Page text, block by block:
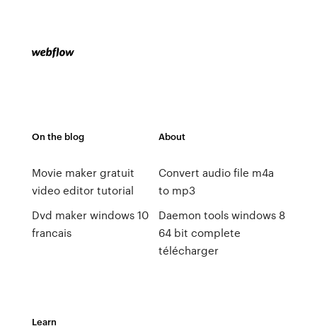
On the blog
Movie maker gratuit
video editor tutorial
Dvd maker windows 10
francais
About
Convert audio file m4a
to mp3
Daemon tools windows 8
64 bit complete
télécharger
Learn